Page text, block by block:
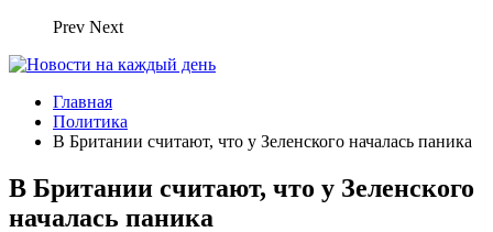
Prev Next
Главная
Политика
В Британии считают, что у Зеленского началась паника
В Британии считают, что у Зеленского
началась паника